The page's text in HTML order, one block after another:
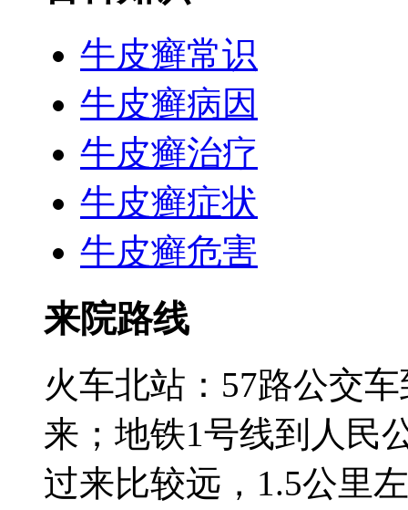
牛皮癣常识
牛皮癣病因
牛皮癣治疗
牛皮癣症状
牛皮癣危害
来院路线
火车北站：57路公交
来；地铁1号线到人民
过来比较远，1.5公里